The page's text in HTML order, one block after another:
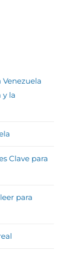
y la
Clave para
para